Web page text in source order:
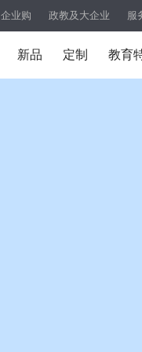
企业购 政教及大企业 服
新品 定制 教育